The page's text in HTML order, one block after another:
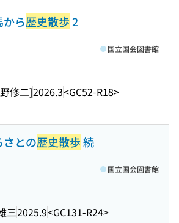
ら歴史散歩2
修二]2026.3<GC52-R18>
国立国会図書館
さとの歴史散歩続
三2025.9<GC131-R24>
国立国会図書館